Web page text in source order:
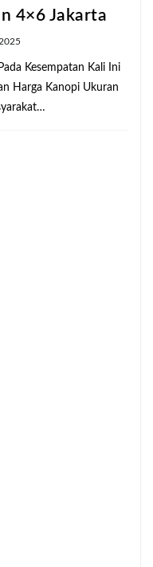
4×6 Jakarta
Kesempatan Kali Ini
Harga Kanopi Ukuran